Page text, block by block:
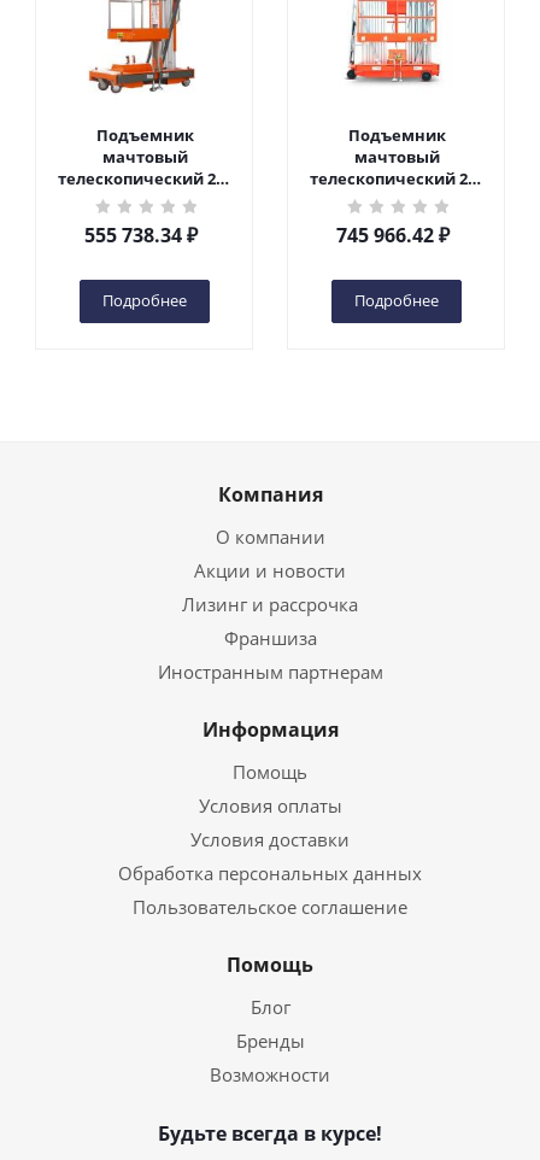
Подъемник
мачтовый
телескопический 200
кг 6 м TOR GTWY6-200S
DC 2-мачтовый
(автономный) (G) в
555 738.34₽
Подробнее
Подъемник
мачтовый
телескопический 200
кг 10 м TOR GTWY10-
200S DC 2-мачтовый
(автономный) (N) в
745 966.42₽
Подробнее
Компания
О компании
Акции и новости
Лизинг и рассрочка
Франшиза
Иностранным партнерам
Информация
Помощь
Условия оплаты
Условия доставки
Обработка персональных данных
Пользовательское соглашение
Помощь
Блог
Бренды
Возможности
Будьте всегда в курсе!